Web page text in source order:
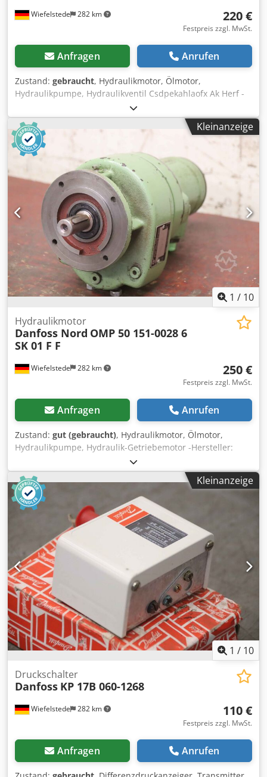
Wiefelstede 282 km 220 €
Festpreis zzgl. MwSt.
Anfragen Anrufen
Zustand: gebraucht, Hydraulikmotor, Ölmotor,
Hydraulikpumpe, Hydraulikventil Csdpekahlaofx Ak Herf -
Hersteller: Danfoss, Hydraulikmotor mit: Ventilblock -
Hersteller Hydraulikmotor Danfoss Typ: OMP 315 151-0033
7 -Ventilblock: Hawe SK.7356-160/160 -Welle: Ø 25 x 40 mm
-Abmessungen: 240/130/H200 mm -Gewicht: 9,8 kg
Kleinanzeige
1 / 10
Wiefelstede 282 km
Hydraulikmotor
Danfoss Nord OMP 50 151-0028 6
SK 01 F F
250 €
Festpreis zzgl. MwSt.
Anfragen Anrufen
Zustand: gut (gebraucht), Hydraulikmotor, Ölmotor,
Hydraulikpumpe, Hydraulik-Getriebemotor -Hersteller:
Danfoss, Hydraulikmotor mit Getriebe -Hydraulikmotor:
Danfoss Typ Typ: OMP 50 151-0028 6 -Getriebe: Nord SK 01
F F i= 5,83 -Aufnahme: Bohrungsaabstand 106 x Ø13 mm -
Welle: Ø20 x 40 mm -Lochkreis: Ø 100 x 7 mm -
Abmessungen: 310/140/H180 mm -Gewicht: 13,5 kg
Codpowldupsfx Ak Horf
Kleinanzeige
1 / 10
Wiefelstede 282 km
Druckschalter
Danfoss KP 17B 060-1268
110 €
Festpreis zzgl. MwSt.
Anfragen Anrufen